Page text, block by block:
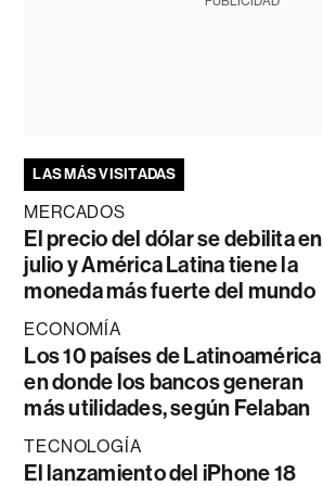
LAS MÁS VISITADAS
MERCADOS
El precio del dólar se debilita en
julio y América Latina tiene la
moneda más fuerte del mundo
ECONOMÍA
Los 10 países de Latinoamérica
en donde los bancos generan
más utilidades, según Felaban
TECNOLOGÍA
El lanzamiento del iPhone 18